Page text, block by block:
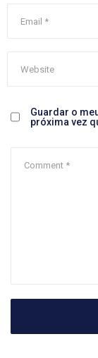
Guardar o
próxima vez